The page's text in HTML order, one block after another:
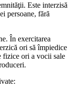
Este interzisă
persoane, fără
În exercitarea
ori să împiedice
fizice ori a vocii sale